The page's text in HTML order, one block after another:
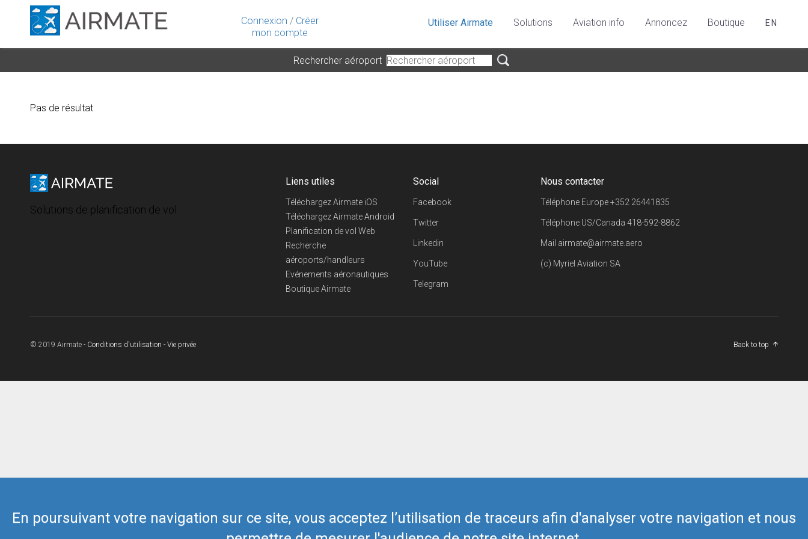
Connexion / Créer
mon compte
En poursuivant votre navigation sur ce site, vous acceptez l’utilisation de traceurs afin d'analyser votre navigation et nous
Utiliser Airmate Solutions Aviation info Annoncez Boutique EN
Rechercher aéroport
Pas de résultat
Solutions de planification de vol
Liens utiles
Téléchargez Airmate iOS
Téléchargez Airmate Android
Planification de vol Web
Recherche
aéroports/handleurs
Evénements aéronautiques
Boutique Airmate
Social
Facebook
Twitter
Linkedin
YouTube
Telegram
Nous contacter
Téléphone Europe+352 26441835
Téléphone US/Canada418-592-8862
Mail airmate@airmate.aero
(c) Myriel Aviation SA
© 2019 Airmate - Conditions d'utilisation - Vie privée Back to top